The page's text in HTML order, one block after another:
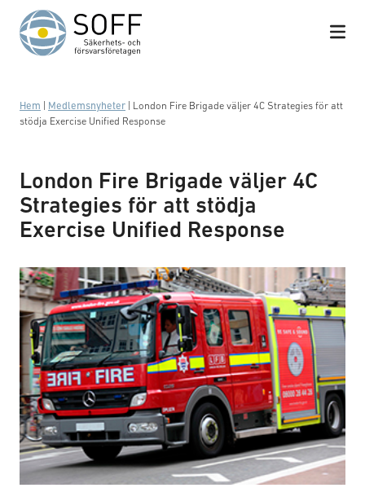
Hoppa till innehåll
Hem Medlemsnyheter
London Fire Brigade väljer 4C Strategies för att
stödja Exercise Unified Response
London Fire Brigade väljer 4C
Strategies för att stödja
Exercise Unified Response